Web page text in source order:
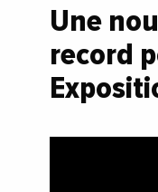
Une
record